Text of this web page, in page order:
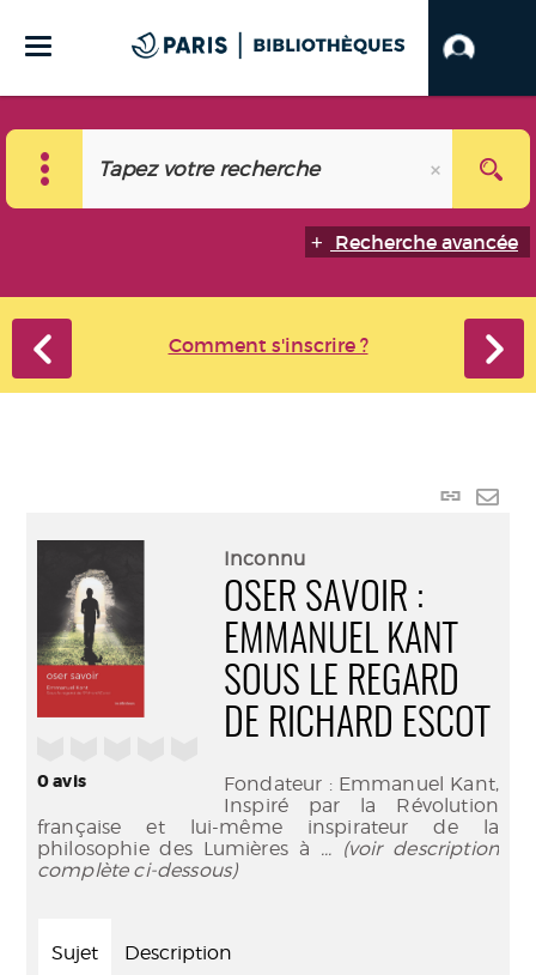
Recherche avancée
Comment s'inscrire ?
Lien
0avis
Inconnu
OSER SAVOIR :
EMMANUEL KANT
SOUS LE REGARD
DE RICHARD ESCOT
Fondateur : Emmanuel Kant,
Inspiré par la Révolution
française et lui-même inspirateur de la
philosophie des Lumières à ... (voir description
complète ci-dessous)
Sujet Description